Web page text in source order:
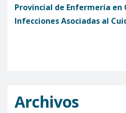
Provincial de Enfermería en
Infecciones Asociadas al
Archivos